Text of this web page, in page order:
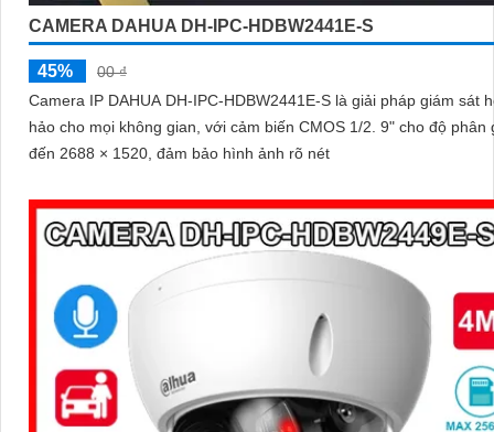
CAMERA DAHUA DH-IPC-HDBW2441E-S
45%
00 ₫
Camera IP DAHUA DH-IPC-HDBW2441E-S là giải pháp giám sát
hảo cho mọi không gian, với cảm biến CMOS 1/2. 9" cho độ phân giải lên
đến 2688 × 1520, đảm bảo hình ảnh rõ nét